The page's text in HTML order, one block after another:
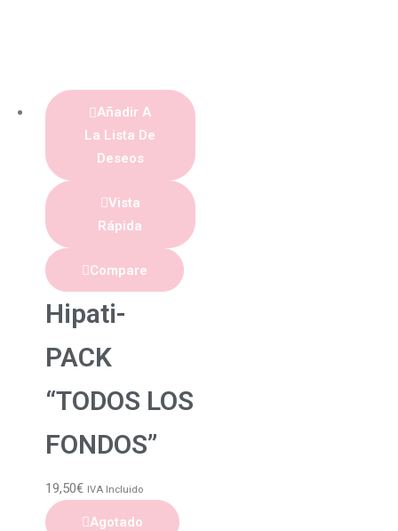
Añadir A
La Lista De
Deseos
Vista
Rápida
Compare
Hipati-
PACK
“TODOS LOS
FONDOS”
19,50€ IVA Incluido
Agotado